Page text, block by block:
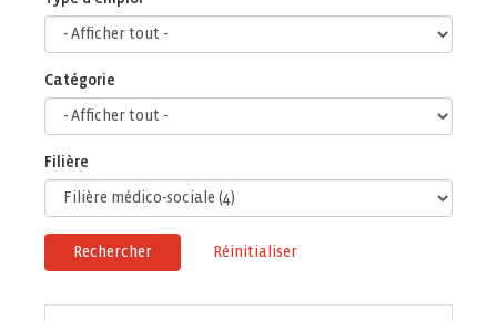
Catégorie
Filière
Rechercher Réinitialiser